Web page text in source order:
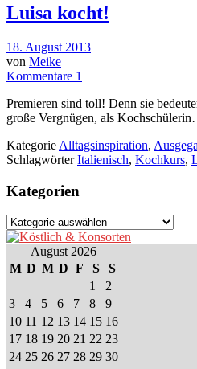
Luisa kocht!
18. August 2013
von Meike
Kommentare 1
Premieren sind toll! Denn sie
große Vergnügen, als
Kategorie Alltagsinspiration,
SchlagwörterItalienisch, Kochkurs,
Kategorien
Kategorien
August 2026
M D M D F S
S
1
2
3
4 5 6 7 8
9
10 11 12 13 14 15 16
17 18 19 20 21 22 23
24 25 26 27 28 29 30